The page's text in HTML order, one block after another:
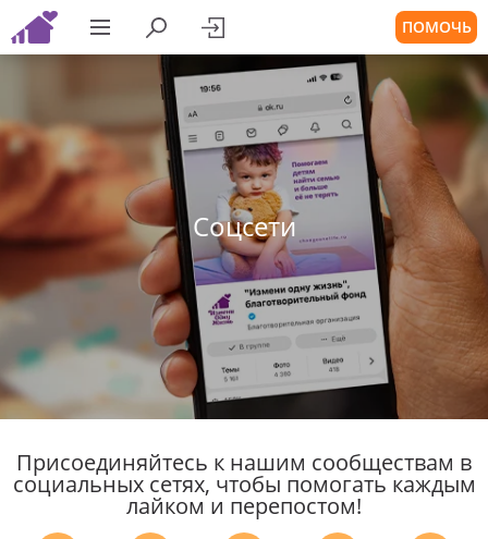
ПОМОЧЬ
Соцсети
Присоединяйтесь к нашим сообществам в
социальных сетях, чтобы помогать каждым
лайком и перепостом!